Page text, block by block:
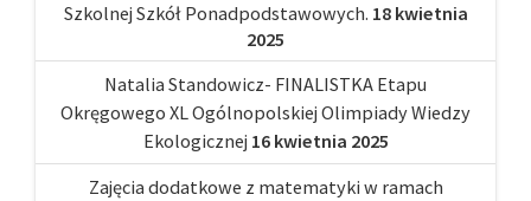
Szkolnej Szkół Ponadpodstawowych. 18 kwietnia
2025
Natalia Standowicz- FINALISTKA Etapu
Okręgowego XL Ogólnopolskiej Olimpiady Wiedzy
Ekologicznej 16 kwietnia 2025
Zajęcia dodatkowe z matematyki w ramach